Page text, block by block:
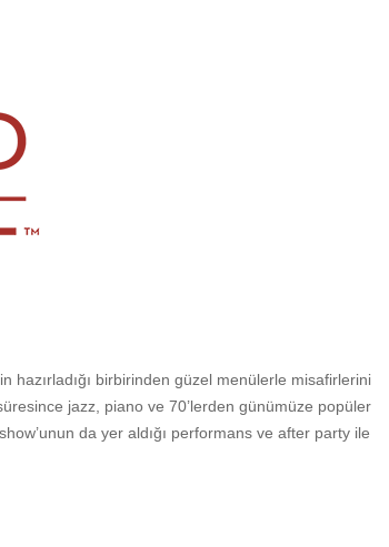
hazırladığı birbirinden güzel menülerle misafirlerini
jazz, piano ve 70’lerden günümüze popüler
da yer aldığı performans ve after party ile